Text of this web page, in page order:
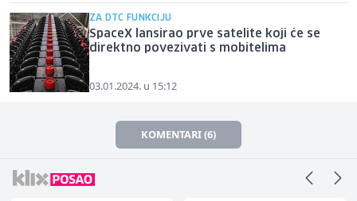
ZA DTC FUNKCIJU
SpaceX lansirao prve satelite koji će se
direktno povezivati s mobitelima
03.01.2024. u 15:12
KOMENTARI (6)